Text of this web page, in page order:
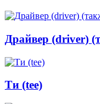
Драйвер (driver)
Ти (tee)